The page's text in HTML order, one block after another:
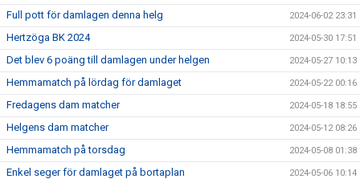
Full pott för damlagen denna helg 2024-06-02 23:31
Hertzöga BK 2024 2024-05-30 17:51
Det blev 6 poäng till damlagen under helgen 2024-05-27 10:13
Hemmamatch på lördag för damlaget 2024-05-22 00:16
Fredagens dam matcher 2024-05-18 18:55
Helgens dam matcher 2024-05-12 08:26
Hemmamatch på torsdag 2024-05-08 01:38
Enkel seger för damlaget på bortaplan 2024-05-06 10:14